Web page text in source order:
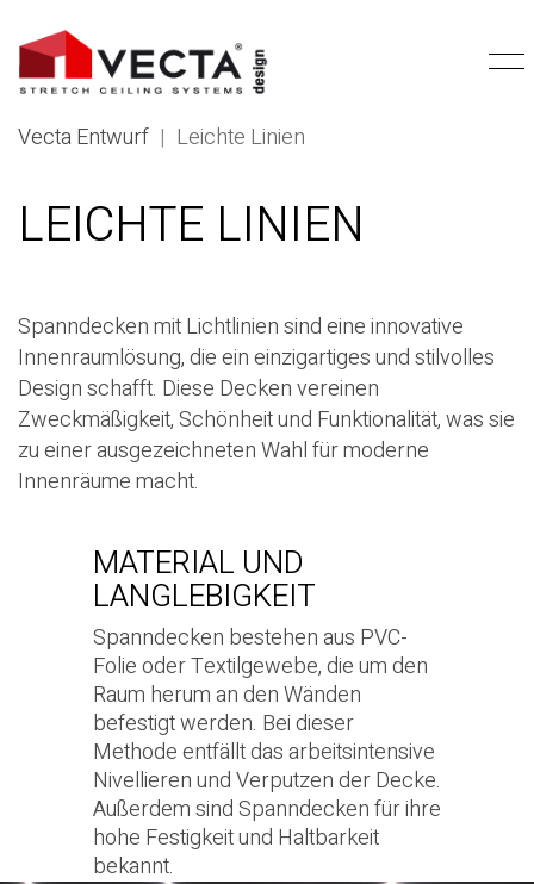
Vecta Entwurf | Leichte Linien
LEICHTE LINIEN
Spanndecken mit Lichtlinien sind eine innovative
Innenraumlösung, die ein einzigartiges und stilvolles
Design schafft. Diese Decken vereinen
Zweckmäßigkeit, Schönheit und Funktionalität, was sie
zu einer ausgezeichneten Wahl für moderne
Innenräume macht.
MATERIAL UND
LANGLEBIGKEIT
Spanndecken bestehen aus PVC-
Folie oder Textilgewebe, die um den
Raum herum an den Wänden
befestigt werden. Bei dieser
Methode entfällt das arbeitsintensive
Nivellieren und Verputzen der Decke.
Außerdem sind Spanndecken für ihre
hohe Festigkeit und Haltbarkeit
bekannt.